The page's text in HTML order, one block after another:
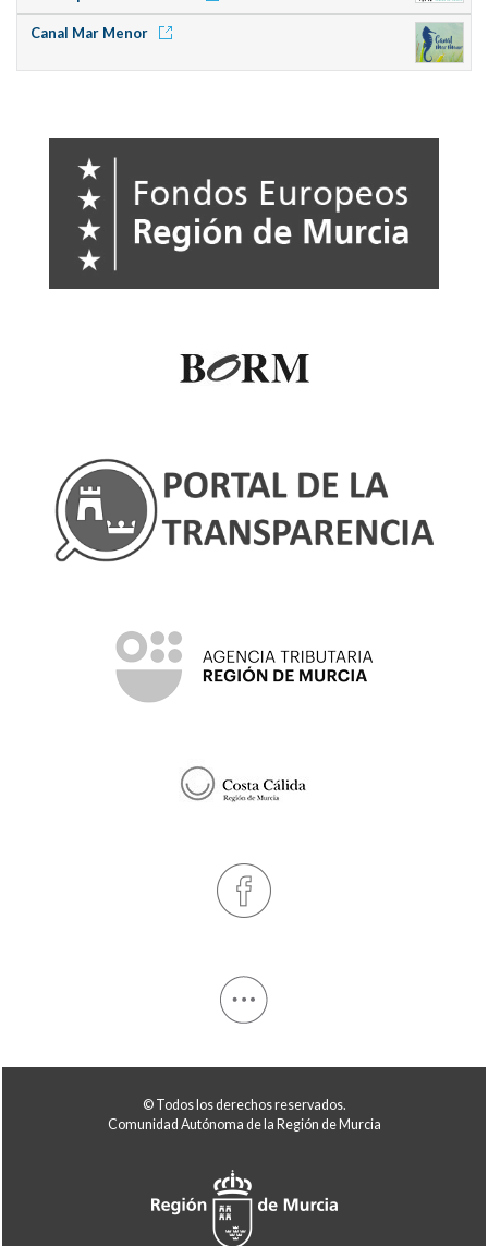
Canal Mar Menor
© Todos los derechos reservados.
Comunidad Autónoma de la Región de Murcia